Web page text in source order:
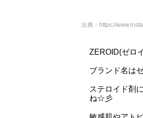
出典： https://
ZEROID(ゼロ
ブランド名は
ステロイド剤
ね☆彡